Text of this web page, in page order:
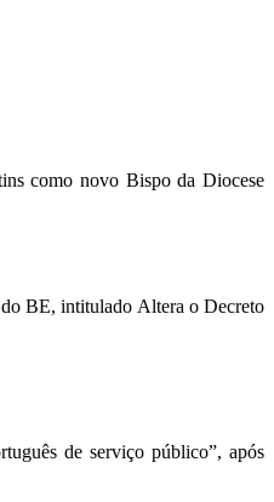
como novo Bispo da Diocese
BE, intitulado Altera o Decreto
de serviço público”, após